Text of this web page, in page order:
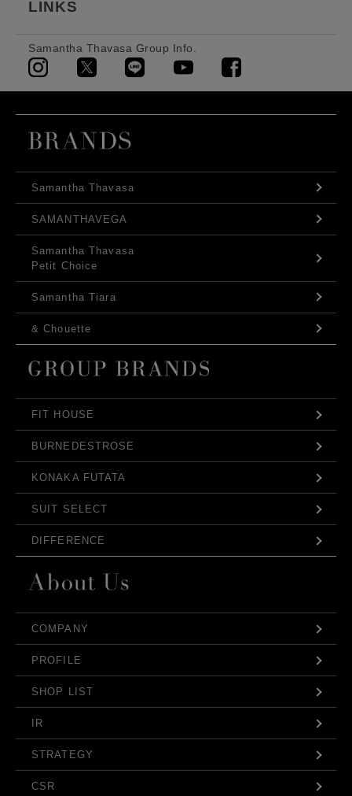
LINKS
Samantha Thavasa Group Info.
Samantha Thavasa
SAMANTHAVEGA
Samantha Thavasa
Petit Choice
Samantha Tiara
& Chouette
FIT HOUSE
BURNEDESTROSE
KONAKA FUTATA
SUIT SELECT
DIFFERENCE
COMPANY
PROFILE
SHOP LIST
IR
STRATEGY
CSR